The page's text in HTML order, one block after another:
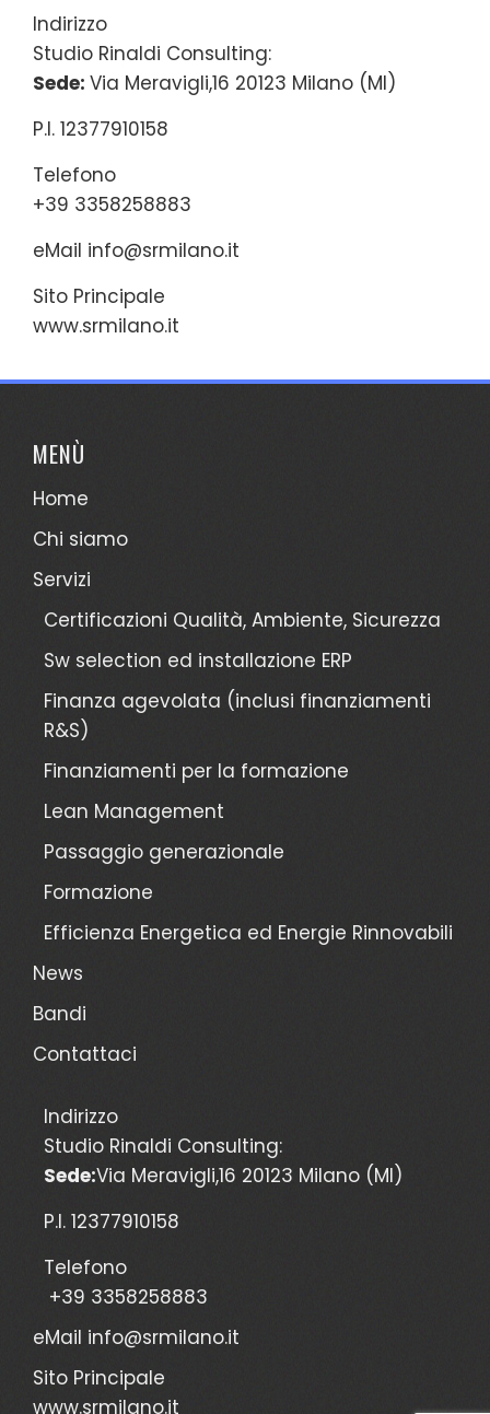
Indirizzo
Studio Rinaldi Consulting:
Sede: Via Meravigli,16 20123 Milano (MI)
P.I. 12377910158
Telefono
+39 3358258883
eMail info@srmilano.it
Sito Principale
www.srmilano.it
MENÙ
Home
Chi siamo
Servizi
Certificazioni Qualità, Ambiente, Sicurezza
Sw selection ed installazione ERP
Finanza agevolata (inclusi finanziamenti
R&S)
Finanziamenti per la formazione
Lean Management
Passaggio generazionale
Formazione
Efficienza Energetica ed Energie Rinnovabili
News
Bandi
Contattaci
Indirizzo
Studio Rinaldi Consulting:
Sede:Via Meravigli,16 20123 Milano (MI)
P.I. 12377910158
Telefono
+39 3358258883
eMail info@srmilano.it
Sito Principale
www.srmilano.it